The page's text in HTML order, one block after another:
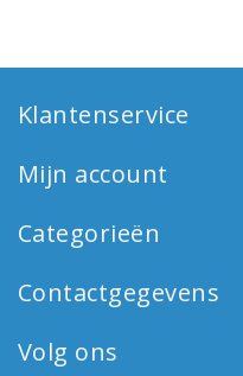
Klantenservice
Mijn account
Categorieën
Contactgegevens
Volg ons